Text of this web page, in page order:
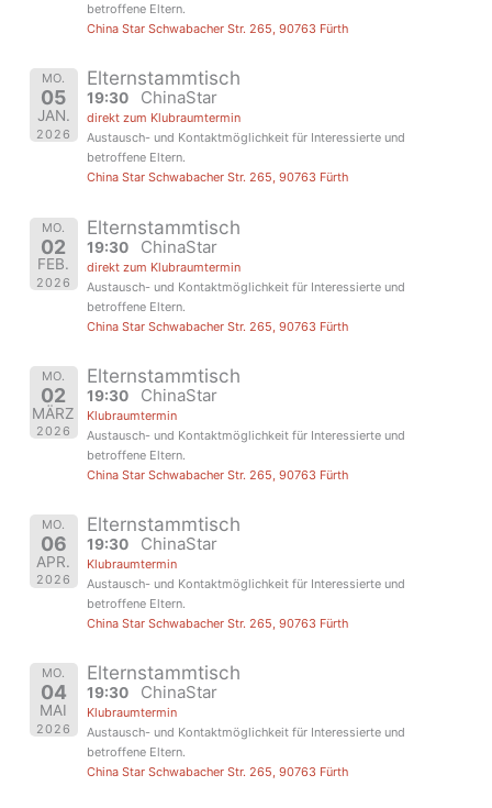
betroffene Eltern.
China Star Schwabacher Str. 265, 90763 Fürth
MO.
05
JAN.
2026
Elternstammtisch
19:30 ChinaStar
direkt zum Klubraumtermin
Austausch- und Kontaktmöglichkeit für Interessierte und
betroffene Eltern.
China Star Schwabacher Str. 265, 90763 Fürth
MO.
02
FEB.
2026
Elternstammtisch
19:30 ChinaStar
direkt zum Klubraumtermin
Austausch- und Kontaktmöglichkeit für Interessierte und
betroffene Eltern.
China Star Schwabacher Str. 265, 90763 Fürth
MO.
02
MÄRZ
2026
Elternstammtisch
19:30 ChinaStar
Klubraumtermin
Austausch- und Kontaktmöglichkeit für Interessierte und
betroffene Eltern.
China Star Schwabacher Str. 265, 90763 Fürth
MO.
06
APR.
2026
Elternstammtisch
19:30 ChinaStar
Klubraumtermin
Austausch- und Kontaktmöglichkeit für Interessierte und
betroffene Eltern.
China Star Schwabacher Str. 265, 90763 Fürth
MO.
04
MAI
2026
Elternstammtisch
19:30 ChinaStar
Klubraumtermin
Austausch- und Kontaktmöglichkeit für Interessierte und
betroffene Eltern.
China Star Schwabacher Str. 265, 90763 Fürth